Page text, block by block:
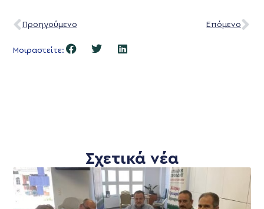
Προηγούμενο Επόμενο
Μοιραστείτε:
Σχετικά νέα